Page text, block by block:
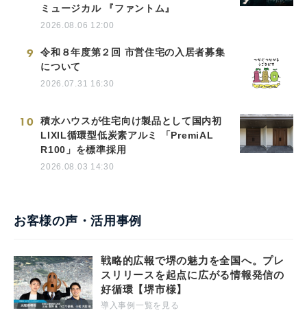
ミュージカル 『ファントム』
2026.08.06 12:00
9
令和８年度第２回 市営住宅の入居者募集
について
2026.07.31 16:30
10
積水ハウスが住宅向け製品として国内初
LIXIL循環型低炭素アルミ 「PremiAL
R100」を標準採用
2026.08.03 14:30
お客様の声・活用事例
戦略的広報で堺の魅力を全国へ。プレ
スリリースを起点に広がる情報発信の
好循環【堺市様】
導入事例一覧を見る